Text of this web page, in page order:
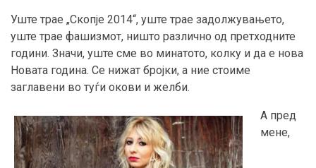
Уште трае „Скопје 2014“, уште трае задолжувањето,
уште трае фашизмот, ништо различно од претходните
години. Значи, уште сме во минатото, колку и да е нова
Новата година. Се нижат бројки, а ние стоиме
заглавени во туѓи окови и желби.
A пред
мене,